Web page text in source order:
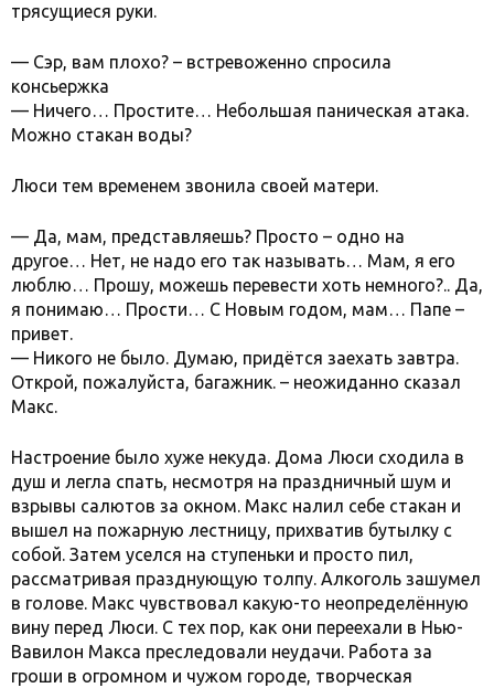
трясущиеся руки.
— Сэр, вам плохо? – встревоженно спросила
консьержка
— Ничего… Простите… Небольшая паническая атака.
Можно стакан воды?
Люси тем временем звонила своей матери.
— Да, мам, представляешь? Просто – одно на
другое… Нет, не надо его так называть… Мам, я его
люблю… Прошу, можешь перевести хоть немного?.. Да,
я понимаю… Прости… С Новым годом, мам… Папе –
привет.
— Никого не было. Думаю, придётся заехать завтра.
Открой, пожалуйста, багажник. – неожиданно сказал
Макс.
Настроение было хуже некуда. Дома Люси сходила в
душ и легла спать, несмотря на праздничный шум и
взрывы салютов за окном. Макс налил себе стакан и
вышел на пожарную лестницу, прихватив бутылку с
собой. Затем уселся на ступеньки и просто пил,
рассматривая празднующую толпу. Алкоголь зашумел
в голове. Макс чувствовал какую-то неопределённую
вину перед Люси. С тех пор, как они переехали в Нью-
Вавилон Макса преследовали неудачи. Работа за
гроши в огромном и чужом городе, творческая